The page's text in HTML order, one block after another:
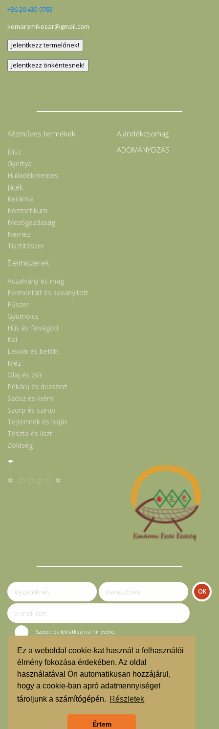
Ez a weboldal cookie-kat használ a felhasználói
élmény fokozása érdekében. Az oldal
használatával Ön automatikusan hozzájárul,
hogy a cookie-ban apró adatmennyiséget
tároljunk a számítógépén. Részletek
Értem
+36 20 435 0783
komaromikosar@gmail.com
Kézműves termékek
Dísz
Gyertya
Hulladékmentes
Játék
Kerámia
Kozmetikum
Mezőgazdaság
Nemez
Tisztítószer
Élelmiszerek
Aszalvány és mag
Fermentált és savanyított
Fűszer
Gyümölcs
Hús és felvágott
Ital
Lekvár és befőtt
Méz
Olaj és zsír
Pékáru és desszert
Szósz és krém
Szörp és szirup
Tejtermék és tojás
Tészta és liszt
Zöldség
Ajándékcsomag
ADOMÁNYOZÁS
☂
✼ ҉ ҉ ҉ ҉ ✼
Szeretnék feliratkozni a hírlevélre.
© Komáromi Kosár Közösség 2023.
Vásárlási útmutató
Hírlevél feliratkozás
Árgarancia